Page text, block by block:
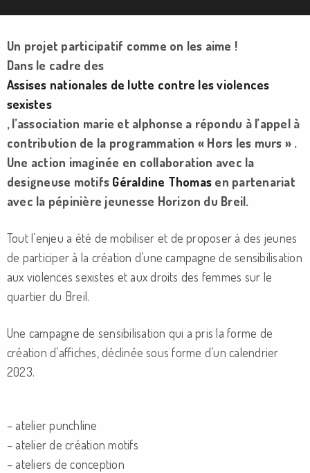
Un projet participatif comme on les aime !
Dans le cadre des
Assises nationales de lutte contre les violences
sexistes
, l’association marie et alphonse a répondu à l’appel à
contribution de la programmation « Hors les murs » .
Une action imaginée en collaboration avec la
designeuse motifs Géraldine Thomas en partenariat
avec la pépinière jeunesse Horizon du Breil.
Tout l’enjeu a été de mobiliser et de proposer à des jeunes
de participer à la création d’une campagne de sensibilisation
aux violences sexistes et aux droits des femmes sur le
quartier du Breil.
Une campagne de sensibilisation qui a pris la forme de
création d’affiches, déclinée sous forme d’un calendrier
2023.
– atelier punchline
– atelier de création motifs
– ateliers de conception